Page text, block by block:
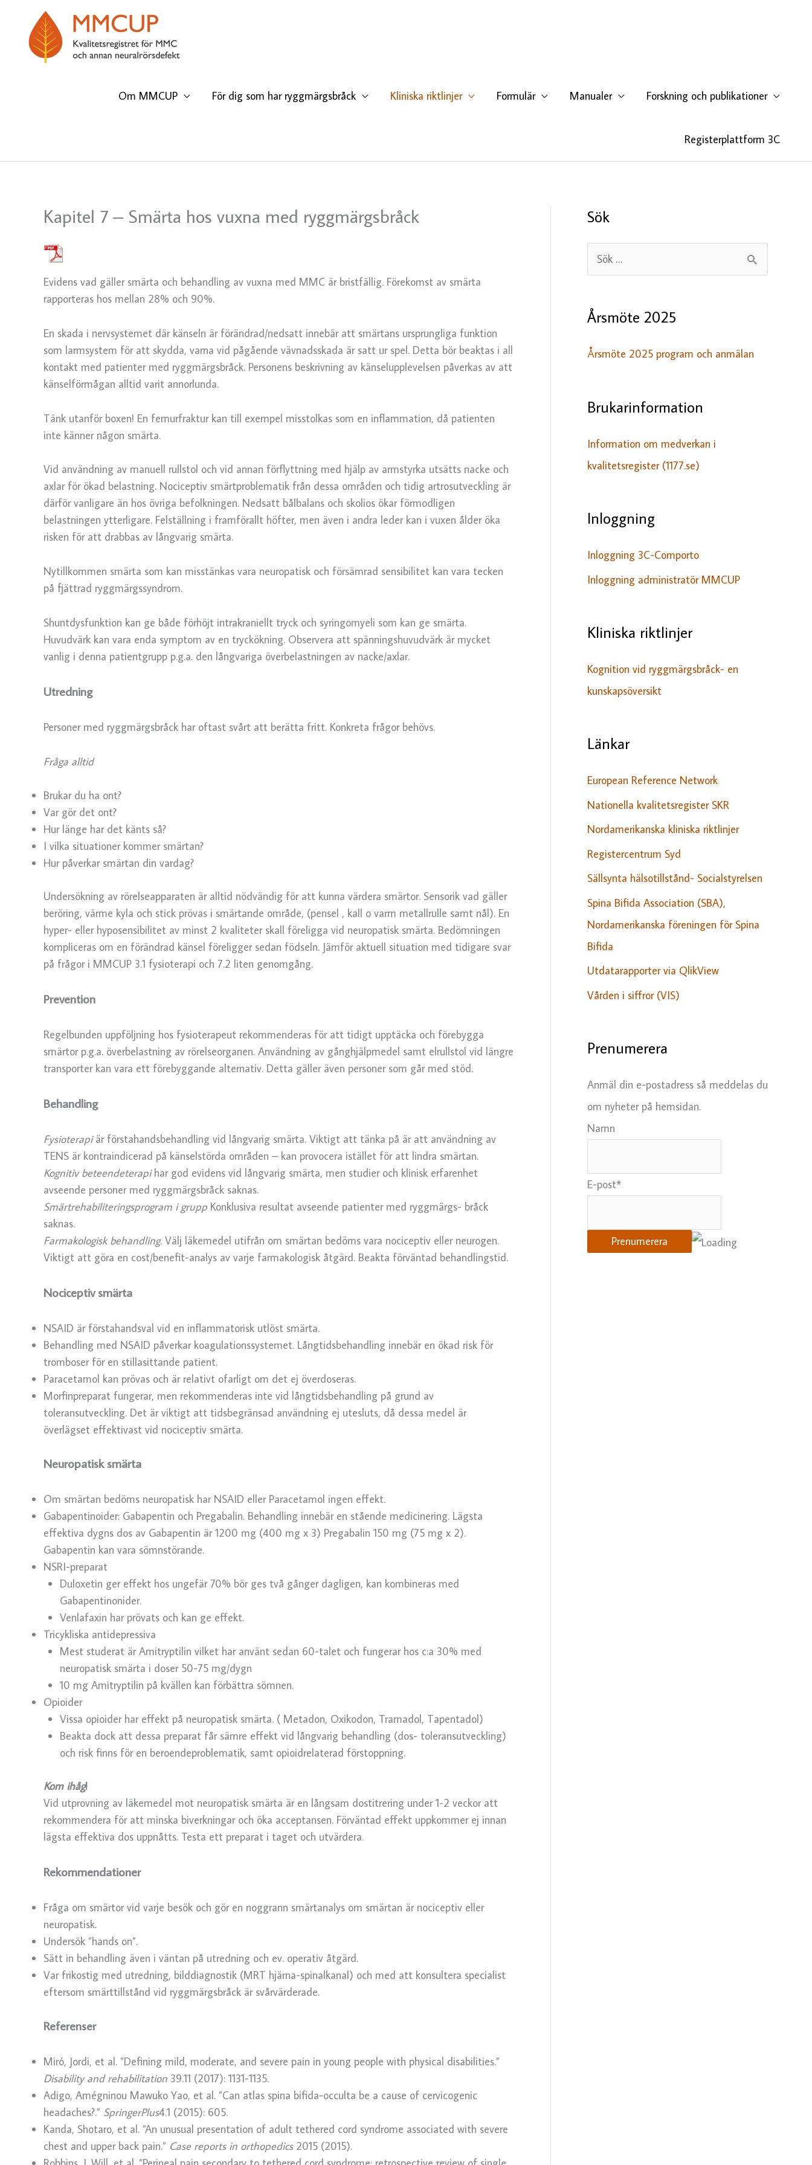
innehåll
Om MMCUP För dig som har ryggmärgsbråck Kliniska riktlinjer Formulär Manualer Forskning och publikationer
Registerplattform 3C
Kapitel 7 – Smärta hos vuxna med ryggmärgsbråck
Evidens vad gäller smärta och behandling av vuxna med MMC är bristfällig. Förekomst av smärta
rapporteras hos mellan 28% och 90%.
En skada i nervsystemet där känseln är förändrad/nedsatt innebär att smärtans ursprungliga funktion
som larmsystem för att skydda, varna vid pågående vävnadsskada är satt ur spel. Detta bör beaktas i all
kontakt med patienter med ryggmärgsbråck. Personens beskrivning av känselupplevelsen påverkas av att
känselförmågan alltid varit annorlunda.
Tänk utanför boxen! En femurfraktur kan till exempel misstolkas som en inflammation, då patienten
inte känner någon smärta.
Vid användning av manuell rullstol och vid annan förflyttning med hjälp av armstyrka utsätts nacke och
axlar för ökad belastning. Nociceptiv smärtproblematik från dessa områden och tidig artrosutveckling är
därför vanligare än hos övriga befolkningen. Nedsatt bålbalans och skolios ökar förmodligen
belastningen ytterligare. Felställning i framförallt höfter, men även i andra leder kan i vuxen ålder öka
risken för att drabbas av långvarig smärta.
Nytillkommen smärta som kan misstänkas vara neuropatisk och försämrad sensibilitet kan vara tecken
på fjättrad ryggmärgssyndrom.
Shuntdysfunktion kan ge både förhöjt intrakraniellt tryck och syringomyeli som kan ge smärta.
Huvudvärk kan vara enda symptom av en tryckökning. Observera att spänningshuvudvärk är mycket
vanlig i denna patientgrupp p.g.a. den långvariga överbelastningen av nacke/axlar.
Utredning
Personer med ryggmärgsbråck har oftast svårt att berätta fritt. Konkreta frågor behövs.
Fråga alltid
Brukar du ha ont?
Var gör det ont?
Hur länge har det känts så?
I vilka situationer kommer smärtan?
Hur påverkar smärtan din vardag?
Undersökning av rörelseapparaten är alltid nödvändig för att kunna värdera smärtor. Sensorik vad gäller
beröring, värme kyla och stick prövas i smärtande område, (pensel , kall o varm metallrulle samt nål). En
hyper- eller hyposensibilitet av minst 2 kvaliteter skall föreligga vid neuropatisk smärta. Bedömningen
kompliceras om en förändrad känsel föreligger sedan födseln. Jämför aktuell situation med tidigare svar
på frågor i MMCUP 3.1 fysioterapi och 7.2 liten genomgång.
Prevention
Regelbunden uppföljning hos fysioterapeut rekommenderas för att tidigt upptäcka och förebygga
smärtor p.g.a. överbelastning av rörelseorganen. Användning av gånghjälpmedel samt elrullstol vid längre
transporter kan vara ett förebyggande alternativ. Detta gäller även personer som går med stöd.
Behandling
Fysioterapiär förstahandsbehandling vid långvarig smärta. Viktigt att tänka på är att användning av
TENS är kontraindicerad på känselstörda områden – kan provocera istället för att lindra smärtan.
Kognitiv beteendeterapihar god evidens vid långvarig smärta, men studier och klinisk erfarenhet
avseende personer med ryggmärgsbråck saknas.
Smärtrehabiliteringsprogram i grupp Konklusiva resultat avseende patienter med ryggmärgs- bråck
saknas.
Farmakologisk behandling. Välj läkemedel utifrån om smärtan bedöms vara nociceptiv eller neurogen.
Viktigt att göra en cost/benefit-analys av varje farmakologisk åtgärd. Beakta förväntad behandlingstid.
Nociceptiv smärta
NSAID är förstahandsval vid en inflammatorisk utlöst smärta.
Behandling med NSAID påverkar koagulationssystemet. Långtidsbehandling innebär en ökad risk för
tromboser för en stillasittande patient.
Paracetamol kan prövas och är relativt ofarligt om det ej överdoseras.
Morfinpreparat fungerar, men rekommenderas inte vid långtidsbehandling på grund av
toleransutveckling. Det är viktigt att tidsbegränsad användning ej utesluts, då dessa medel är
överlägset effektivast vid nociceptiv smärta.
Neuropatisk smärta
Om smärtan bedöms neuropatisk har NSAID eller Paracetamol ingen effekt.
Gabapentinoider: Gabapentin och Pregabalin. Behandling innebär en stående medicinering. Lägsta
effektiva dygns dos av Gabapentin är 1200 mg (400 mg x 3) Pregabalin 150 mg (75 mg x 2).
Gabapentin kan vara sömnstörande.
NSRI-preparat
Duloxetin ger effekt hos ungefär 70% bör ges två gånger dagligen, kan kombineras med
Gabapentinonider.
Venlafaxin har prövats och kan ge effekt.
Tricykliska antidepressiva
Mest studerat är Amitryptilin vilket har använt sedan 60-talet och fungerar hos c:a 30% med
neuropatisk smärta i doser 50-75 mg/dygn
10 mg Amitryptilin på kvällen kan förbättra sömnen.
Opioider
Vissa opioider har effekt på neuropatisk smärta. ( Metadon, Oxikodon, Tramadol, Tapentadol)
Beakta dock att dessa preparat får sämre effekt vid långvarig behandling (dos- toleransutveckling)
och risk finns för en beroendeproblematik, samt opioidrelaterad förstoppning.
Kom ihåg!
Vid utprovning av läkemedel mot neuropatisk smärta är en långsam dostitrering under 1-2 veckor att
rekommendera för att minska biverkningar och öka acceptansen. Förväntad effekt uppkommer ej innan
lägsta effektiva dos uppnåtts. Testa ett preparat i taget och utvärdera.
Rekommendationer
Fråga om smärtor vid varje besök och gör en noggrann smärtanalys om smärtan är nociceptiv eller
neuropatisk.
Undersök ”hands on”.
Sätt in behandling även i väntan på utredning och ev. operativ åtgärd.
Var frikostig med utredning, bilddiagnostik (MRT hjärna-spinalkanal) och med att konsultera specialist
eftersom smärttillstånd vid ryggmärgsbråck är svårvärderade.
Referenser
Miró, Jordi, et al. ”Defining mild, moderate, and severe pain in young people with physical disabilities.”
Disability and rehabilitation 39.11 (2017): 1131-1135.
Adigo, Amégninou Mawuko Yao, et al. ”Can atlas spina bifida-occulta be a cause of cervicogenic
headaches?.” SpringerPlus4.1 (2015): 605.
Kanda, Shotaro, et al. ”An unusual presentation of adult tethered cord syndrome associated with severe
chest and upper back pain.” Case reports in orthopedics 2015 (2015).
Sök
ö
e
t
r
Årsmöte 2025
Årsmöte 2025 program och anmälan
Brukarinformation
Information om medverkan i
kvalitetsregister (1177.se)
Inloggning
Inloggning 3C-Comporto
Inloggning administratör MMCUP
Kliniska riktlinjer
Kognition vid ryggmärgsbråck- en
kunskapsöversikt
Länkar
European Reference Network
Nationella kvalitetsregister SKR
Nordamerikanska kliniska riktlinjer
Registercentrum Syd
Sällsynta hälsotillstånd- Socialstyrelsen
Spina Bifida Association (SBA),
Nordamerikanska föreningen för Spina
Bifida
Utdatarapporter via QlikView
Vården i siffror (VIS)
Prenumerera
Anmäl din e-postadress så meddelas du
om nyheter på hemsidan.
Namn
E-post*